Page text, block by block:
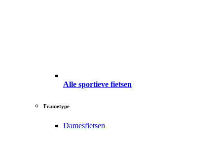
Alle sportieve fietsen
Frametype
Damesfietsen